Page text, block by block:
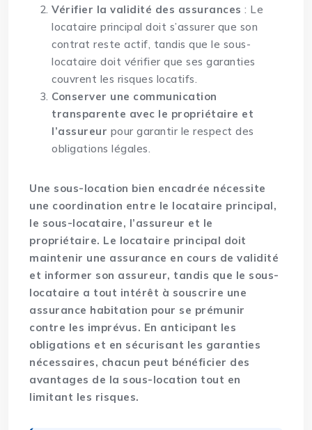
Vérifier la validité des assurances : Le
locataire principal doit s’assurer que son
contrat reste actif, tandis que le sous-
locataire doit vérifier que ses garanties
couvrent les risques locatifs.
Conserver une communication
transparente avec le propriétaire et
l’assureur pour garantir le respect des
obligations légales.
Une sous-location bien encadrée nécessite
une coordination entre le locataire principal,
le sous-locataire, l’assureur et le
propriétaire. Le locataire principal doit
maintenir une assurance en cours de validité
et informer son assureur, tandis que le sous-
locataire a tout intérêt à souscrire une
assurance habitation pour se prémunir
contre les imprévus. En anticipant les
obligations et en sécurisant les garanties
nécessaires, chacun peut bénéficier des
avantages de la sous-location tout en
limitant les risques.